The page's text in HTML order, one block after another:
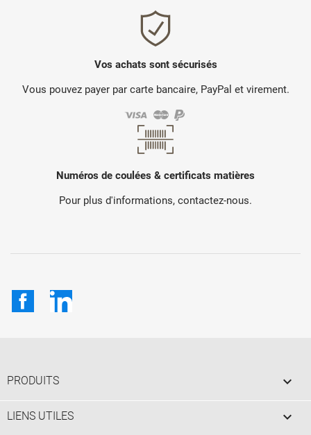
Vos achats sont sécurisés
Vous pouvez payer par carte bancaire, PayPal et virement.
Numéros de coulées & certificats matières
Pour plus d'informations, contactez-nous.
FacebookLinkedIn
PRODUITS 
LIENS UTILES 